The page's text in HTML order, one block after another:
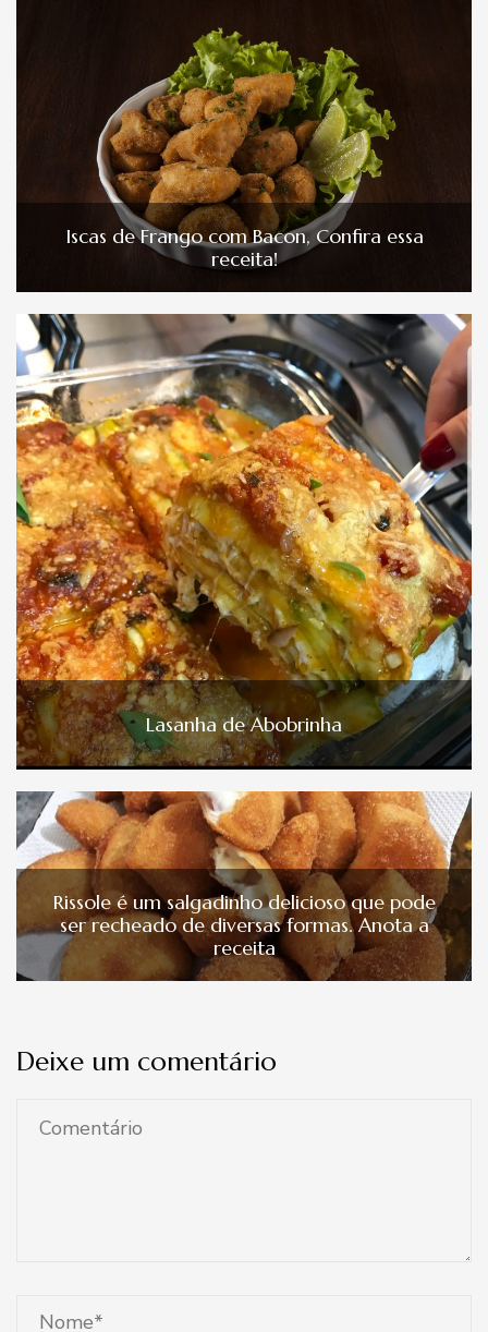
Iscas de Frango com Bacon, Confira essa
receita!
Lasanha de Abobrinha
Rissole é um salgadinho delicioso que pode
ser recheado de diversas formas. Anota a
receita
Deixe um comentário